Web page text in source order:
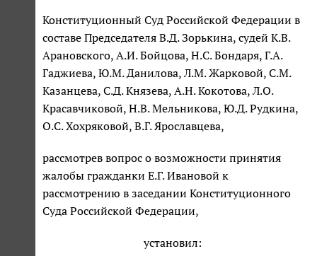
Конституционный Суд Российской Федерации в
составе Председателя В.Д. Зорькина, судей К.В.
Арановского, А.И. Бойцова, Н.С. Бондаря, Г.А.
Гаджиева, Ю.М. Данилова, Л.М. Жарковой, С.М.
Казанцева, С.Д. Князева, А.Н. Кокотова, Л.О.
Красавчиковой, Н.В. Мельникова, Ю.Д. Рудкина,
О.С. Хохряковой, В.Г. Ярославцева,
рассмотрев вопрос о возможности принятия
жалобы гражданки Е.Г. Ивановой к
рассмотрению в заседании Конституционного
Суда Российской Федерации,
установил: